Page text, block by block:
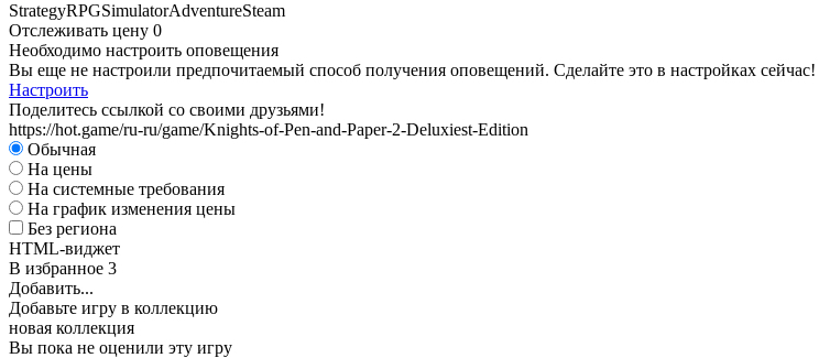
StrategyRPGSimulatorAdventureSteam
Отслеживать цену 0
Необходимо настроить оповещения
Вы еще не настроили предпочитаемый способ получения оповещений. Сделайте это в настройках сейчас!
Настроить
Поделитесь ссылкой со своими друзьями!
https://hot.game/ru-ru/game/Knights-of-Pen-and-Paper-2-Deluxiest-Edition
Обычная
На цены
На системные требования
На график изменения цены
Без региона
HTML-виджет
В избранное 3
Добавить...
Добавьте игру в коллекцию
новая коллекция
Вы пока не оценили эту игру